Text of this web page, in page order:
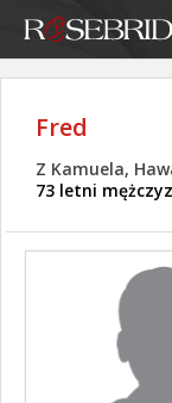
Fred
Z Kamuela,
73 letni